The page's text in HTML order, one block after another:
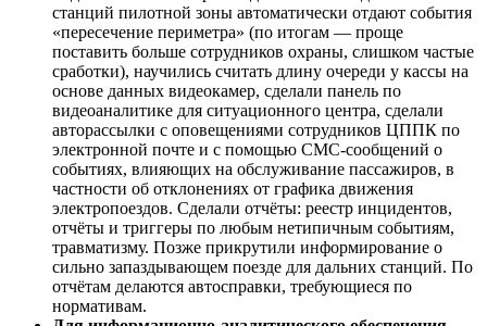
станций пилотной зоны автоматически отдают события
«пересечение периметра» (по итогам — проще
поставить больше сотрудников охраны, слишком частые
сработки), научились считать длину очереди у кассы на
основе данных видеокамер, сделали панель по
видеоаналитике для ситуационного центра, сделали
авторассылки с оповещениями сотрудников ЦППК по
электронной почте и с помощью СМС-сообщений о
событиях, влияющих на обслуживание пассажиров, в
частности об отклонениях от графика движения
электропоездов. Сделали отчёты: реестр инцидентов,
отчёты и триггеры по любым нетипичным событиям,
травматизму. Позже прикрутили информирование о
сильно запаздывающем поезде для дальних станций. По
отчётам делаются автосправки, требующиеся по
нормативам.